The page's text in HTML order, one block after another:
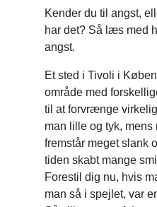
Kender du til angst,
har det? Så læs med
angst.
Et sted i Tivoli i
område med
til at forvrænge
man lille og tyk, mens
fremstår meget slank
tiden skabt mange
Forestil dig nu, hvis
man så i spejlet, var